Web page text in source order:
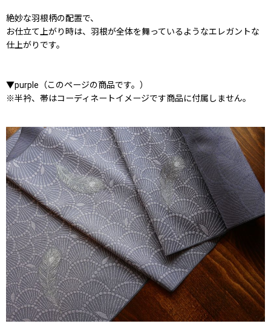
絶妙な羽根柄の配置で、
お仕立て上がり時は、羽根が全体を舞っているようなエレガントな
仕上がりです。
▼purple（このページの商品です。）
※半衿、帯はコーディネートイメージです商品に付属しません。